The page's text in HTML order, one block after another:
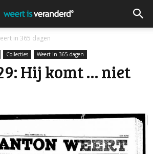
in 365 dagen
Collecties Weert in 365 dagen
Hij komt … niet